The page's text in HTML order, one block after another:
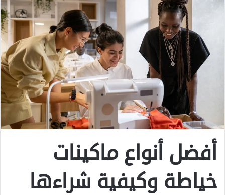
أفضل أنواع ماكينات
خياطة وكيفية شراءها